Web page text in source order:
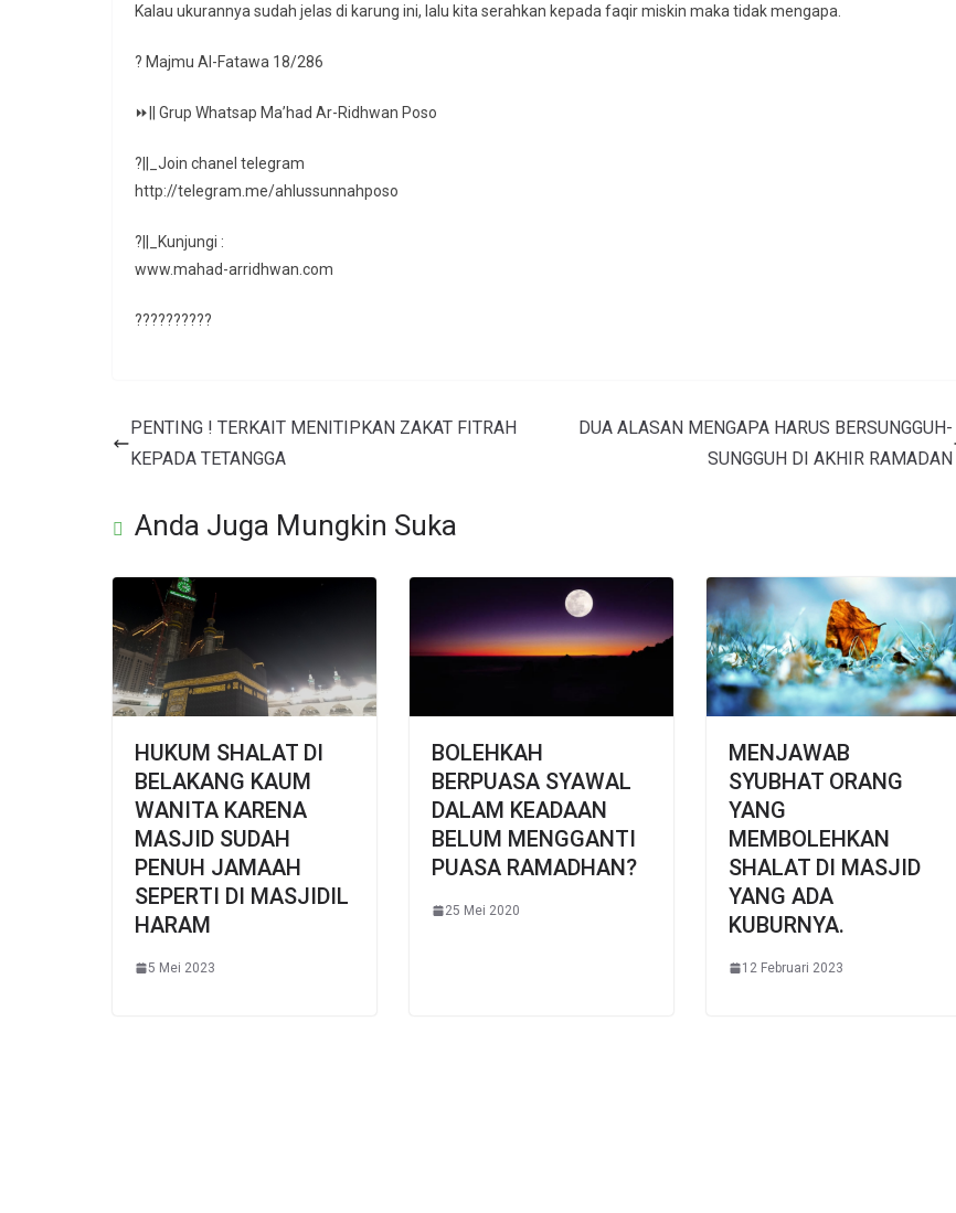
Kalau ukurannya sudah jelas di karung ini, lalu kita serahkan kepada faqir miskin maka tidak mengapa.
? Majmu Al-Fatawa 18/286
⏩|| Grup Whatsap Ma’had Ar-Ridhwan Poso
?||_Join chanel telegram
http://telegram.me/ahlussunnahposo
?||_Kunjungi :
www.mahad-arridhwan.com
??????????
PENTING ! TERKAIT MENITIPKAN ZAKAT FITRAH
KEPADA TETANGGA
DUA ALASAN MENGAPA HARUS BERSUNGGUH-
SUNGGUH DI AKHIR RAMADAN
Anda Juga Mungkin Suka
HUKUM SHALAT DI
BELAKANG KAUM
WANITA KARENA
MASJID SUDAH
PENUH JAMAAH
SEPERTI DI MASJIDIL
HARAM
5 Mei 2023
BOLEHKAH
BERPUASA SYAWAL
DALAM KEADAAN
BELUM MENGGANTI
PUASA RAMADHAN?
25 Mei 2020
MENJAWAB
SYUBHAT ORANG
YANG
MEMBOLEHKAN
SHALAT DI MASJID
YANG ADA
KUBURNYA.
12 Februari 2023